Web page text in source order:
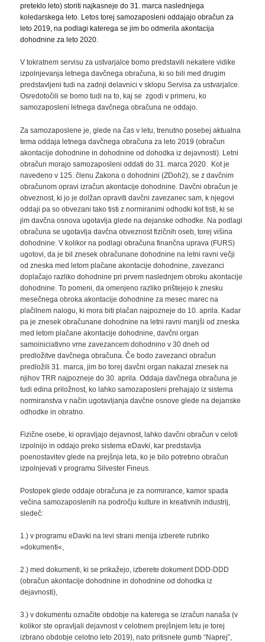
preteklo leto) storiti najkasneje do 31. marca naslednjega
koledarskega leto. Letos torej samozaposleni oddajajo obračun za
leto 2019, na podlagi katerega se jim bo odmerila akontacija
dohodnine za leto 2020.
V tokratnem servisu za ustvarjalce bomo predstavili nekatere vidike
izpolnjevanja letnega davčnega obračuna, ki so bili med drugim
predstavljeni tudi na zadnji delavnici v sklopu Servisa za ustvarjalce.
Osredotočili se bomo tudi na to, kaj se zgodi v primeru, ko
samozaposleni letnega davčnega obračuna ne oddajo.
Za samozaposlene je, glede na čas v letu, trenutno posebej aktualna
tema oddaja letnega davčnega obračuna za leto 2019 (obračun
akontacije dohodnine in dohodnine od dohodka iz dejavnosti). Letni
obračun morajo samozaposleni oddati do 31. marca 2020. Kot je
navedeno v 125. členu Zakona o dohodnini (ZDoh2), se z davčnim
obračunom opravi izračun akontacije dohodnine. Davčni obračun je
obveznost, ki jo je dolžan opraviti davčni zavezanec sam, k njegovi
oddaji pa so obvezani tako tisti z normiranimi odhodki kot tisti, ki se
jim davčna osnova ugotavlja glede na dejanske odhodke. Na podlagi
obračuna se ugotavlja davčna obveznost fizičnih oseb, torej višina
dohodnine. V kolikor na podlagi obračuna finančna uprava (FURS)
ugotovi, da je bil znesek obračunane dohodnine na letni ravni večji
od zneska med letom plačane akontacije dohodnine, zavezanci
doplačajo razliko dohodnine pri prvem naslednjem obroku akontacije
dohodnine. To pomeni, da omenjeno razliko prištejejo k znesku
mesečnega obroka akontacije dohodnine za mesec marec na
plačilnem nalogu, ki mora biti plačan najpozneje do 10. aprila. Kadar
pa je znesek obračunane dohodnine na letni ravni manjši od zneska
med letom plačane akontacije dohodnine, davčni organ
samoiniciativno vrne zavezancem dohodnino v 30 dneh od
predložitve davčnega obračuna. Če bodo zavezanci obračun
predložili 31. marca, jim bo torej davčni organ nakazal znesek na
njihov TRR najpozneje do 30. aprila. Oddaja davčnega obračuna je
tudi edina priložnost, ko lahko samozaposleni prehajajo iz sistema
normiranstva v način ugotavljanja davčne osnove glede na dejanske
odhodke in obratno.
Fizične osebe, ki opravljajo dejavnost, lahko davčni obračun v celoti
izpolnijo in oddajo preko sistema eDavki, kar predstavlja
poenostavitev glede na prejšnja leta, ko je bilo potrebno obračun
izpolnjevati v programu Silvester Fineus.
Postopek glede oddaje obračuna je za normirance, kamor spada
večina samozaposlenih na področju kulture in kreativnih industrij,
sledeč:
1.) v programu eDavki na levi strani menija izberete rubriko
»dokumenti«,
2.) med dokumenti, ki se prikažejo, izberete dokument DDD-DDD
(obračun akontacije dohodnine in dohodnine od dohodka iz
dejavnosti),
3.) v dokumentu označite obdobje na katerega se izračun nanaša (v
kolikor ste opravljali dejavnost v celotnem prejšnjem letu je torej
izbrano obdobje celotno leto 2019), nato pritisnete gumb “Naprej”,